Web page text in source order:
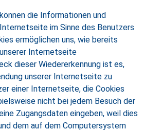
die Informationen und
im Sinne des Benutzers
ermöglichen uns, wie bereits
Internetseite
dieser Wiedererkennung ist es,
unserer Internetseite zu
einer Internetseite, die Cookies
nicht bei jedem Besuch der
Zugangsdaten eingeben, weil dies
dem auf dem Computersystem